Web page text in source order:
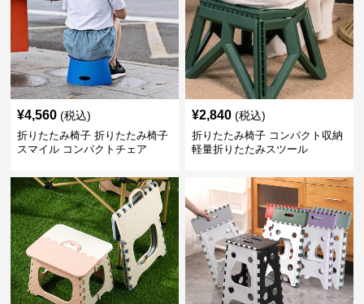
¥4,560 (税込)
折りたたみ椅子 折りたたみ椅子
スマイル コンパクトチェア
¥2,840 (税込)
折りたたみ椅子 コンパクト収納
軽量折りたたみスツール